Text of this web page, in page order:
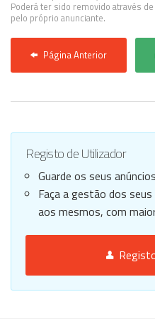
Poderá ter sido removido através
pelo próprio anunciante.
Página Anterior
Registo de Utilizador
Guarde os seus
Faça a gestão dos
aos mesmos, com